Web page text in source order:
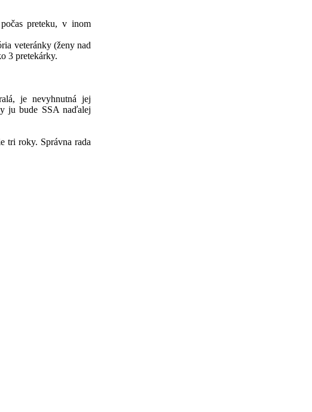
preteku, v inom
veteránky (ženy nad
3 pretekárky.
je nevyhnutná jej
ju bude SSA naďalej
tri roky. Správna rada